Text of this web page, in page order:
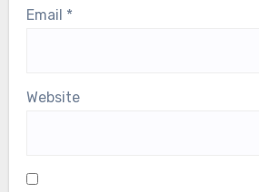
Email *
Website